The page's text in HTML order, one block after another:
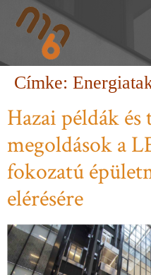
Címke:
Hazai példák
megoldások a
fokozatú
elérésére